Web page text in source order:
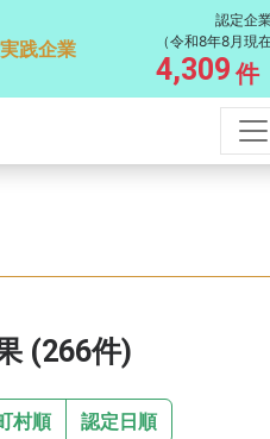
践企業
認定企
（令和8年8月現
4,309 件
(266件)
村順 認定日順